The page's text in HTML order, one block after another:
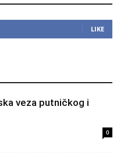
LIKE
veza putničkog i
0